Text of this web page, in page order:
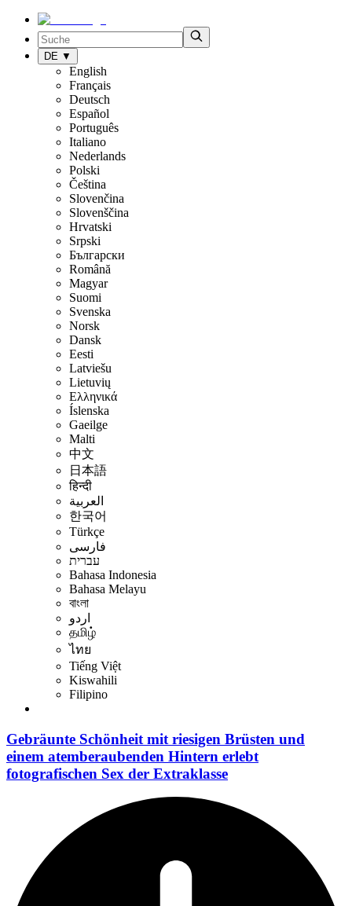
DE ▼
English
Français
Deutsch
Español
Português
Italiano
Nederlands
Polski
Čeština
Slovenčina
Slovenščina
Hrvatski
Srpski
Български
Română
Magyar
Suomi
Svenska
Norsk
Dansk
Eesti
Latviešu
Lietuvių
Ελληνικά
Íslenska
Gaeilge
Malti
中文
日本語
हिन्दी
العربية
한국어
Türkçe
فارسی
עברית
Bahasa Indonesia
Bahasa Melayu
বাংলা
اردو
தமிழ்
ไทย
Tiếng Việt
Kiswahili
Filipino
Gebräunte Schönheit mit riesigen Brüsten und
einem atemberaubenden Hintern erlebt
fotografischen Sex der Extraklasse